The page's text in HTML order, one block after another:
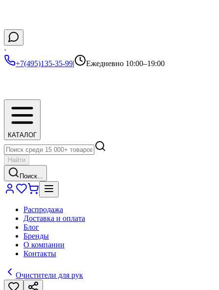
·
+7(495)135-35-99| Ежедневно 10:00–19:00
КАТАЛОГ
Найти
Поиск...
Распродажа
Доставка и оплата
Блог
Бренды
О компании
Контакты
Очистители для рук